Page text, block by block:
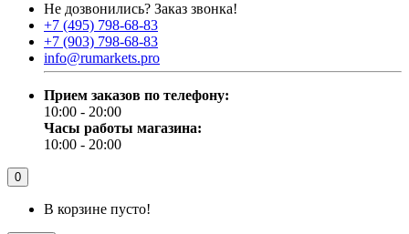
Не дозвонились? Заказ звонка!
+7 (495) 798-68-83
+7 (903) 798-68-83
info@rumarkets.pro
Прием заказов по телефону:
10:00 - 20:00
Часы работы магазина:
10:00 - 20:00
0
В корзине пусто!